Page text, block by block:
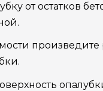
от остатков